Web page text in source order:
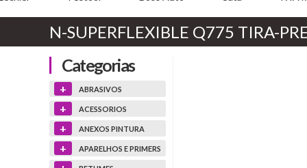
N-SUPERFLEXIBLE Q775 TIRA-
Categorias
+ ABRASIVOS
+ ACESSORIOS
+ ANEXOS PINTURA
+ APARELHOS E PRIMERS